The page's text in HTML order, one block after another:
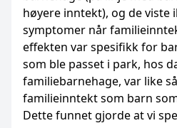
høyere inntekt), og de viste
symptomer når
effekten var spesifikk for
som ble passet i park, hos
familiebarnehage, var like
familieinntekt som barn
Dette funnet gjorde at vi